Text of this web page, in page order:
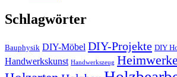
Schlagwörter
Bauphysik DIY-Möbel DIY-Projekte DIY
Handwerkskunst Handwerkszeug